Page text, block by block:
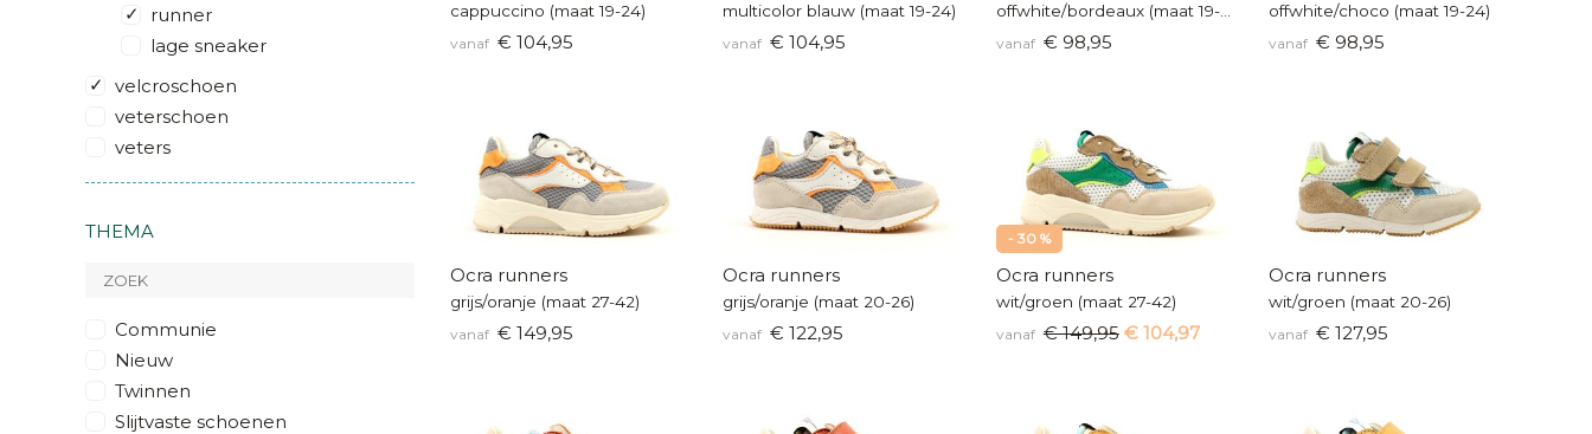
runner
lage sneaker
velcroschoen
veterschoen
veters
THEMA
Communie
Nieuw
Twinnen
Slijtvaste schoenen
cappuccino (maat 19-24)
vanaf € 104,95
multicolor blauw (maat 19-24)
vanaf € 104,95
offwhite/bordeaux (maat 19-24)
vanaf € 98,95
offwhite/choco (maat 19-24)
vanaf € 98,95
Ocra runners
grijs/oranje (maat 27-42)
vanaf € 149,95
Ocra runners
grijs/oranje (maat 20-26)
vanaf € 122,95
- 30 %
Ocra runners
wit/groen (maat 27-42)
vanaf € 149,95 € 104,97
Ocra runners
wit/groen (maat 20-26)
vanaf € 127,95